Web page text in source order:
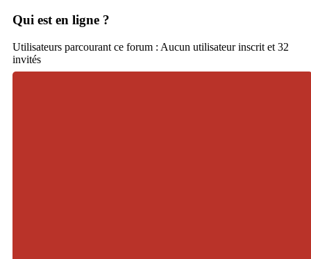
Qui est en ligne ?
Utilisateurs parcourant ce forum : Aucun utilisateur inscrit et 32
invités